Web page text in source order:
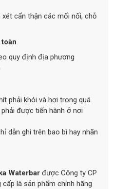
cẩn thận các mối nối, chỗ
quy định địa phương
phải khói và hơi trong quá
được tiến hành ở nơi
dẫn ghi trên bao bì hay nhãn
Waterbar được Công ty CP
cấp là sản phẩm chính hãng